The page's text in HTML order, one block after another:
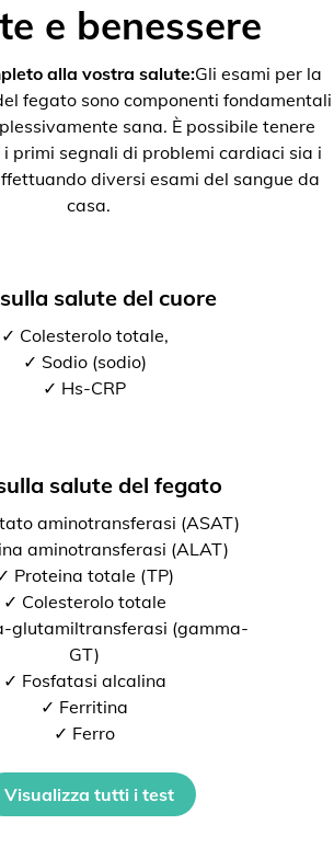
e benessere
alla vostra salute:Gli esami per la
fegato sono componenti fondamentali
sana. È possibile tenere
primi segnali di problemi cardiaci sia i
diversi esami del sangue da
casa.
salute del cuore
✓ Colesterolo totale,
✓ Sodio (sodio)
✓ Hs-CRP
salute del fegato
aminotransferasi (ASAT)
aminotransferasi (ALAT)
Proteina totale (TP)
✓ Colesterolo totale
glutamiltransferasi (gamma-
GT)
✓ Fosfatasi alcalina
✓ Ferritina
✓ Ferro
Visualizza tutti i test